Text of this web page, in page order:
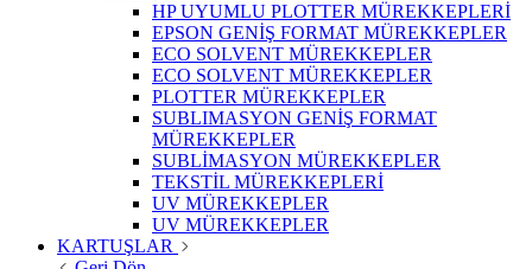
HP UYUMLU PLOTTER MÜREKKEPLERİ
EPSON GENİŞ FORMAT MÜREKKEPLER
ECO SOLVENT MÜREKKEPLER
ECO SOLVENT MÜREKKEPLER
PLOTTER MÜREKKEPLER
SUBLIMASYON GENİŞ FORMAT
MÜREKKEPLER
SUBLİMASYON MÜREKKEPLER
TEKSTİL MÜREKKEPLERİ
UV MÜREKKEPLER
UV MÜREKKEPLER
KARTUŞLAR